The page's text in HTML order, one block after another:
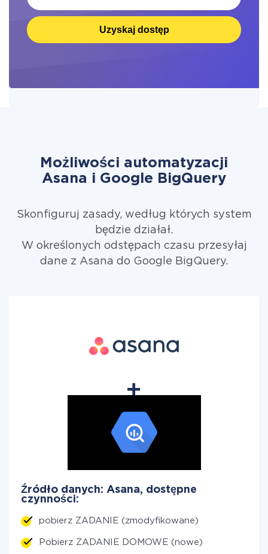
Uzyskaj dostęp
Możliwości automatyzacji
Asana i Google BigQuery
Skonfiguruj zasady, według których system
będzie działał.
W określonych odstępach czasu przesyłaj
dane z Asana do Google BigQuery.
Źródło danych: Asana, dostępne
czynności:
pobierz ZADANIE (zmodyfikowane)
Pobierz ZADANIE DOMOWE (nowe)